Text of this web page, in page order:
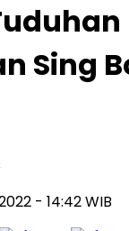
Sing
- 14:42 WIB